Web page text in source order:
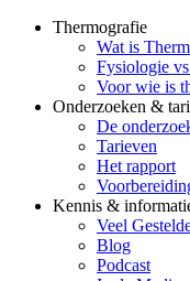
Thermografie
Wat is
Fysiologie
Voor wie is
Onderzoeken &
De
Tarieven
Het rapport
Kennis &
Veel
Blog
Podcast